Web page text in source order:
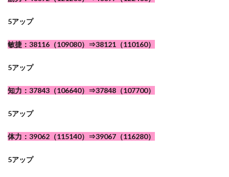
5アップ
敏捷：38116（109080）⇒38121（110160）
5アップ
知力：37843（106640）⇒37848（107700）
5アップ
体力：39062（115140）⇒39067（116280）
5アップ